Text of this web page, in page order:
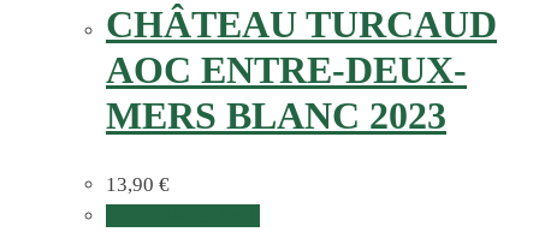
CHÂTEAU TURCAUD
AOC ENTRE-DEUX-
MERS BLANC 2023
13,90 €